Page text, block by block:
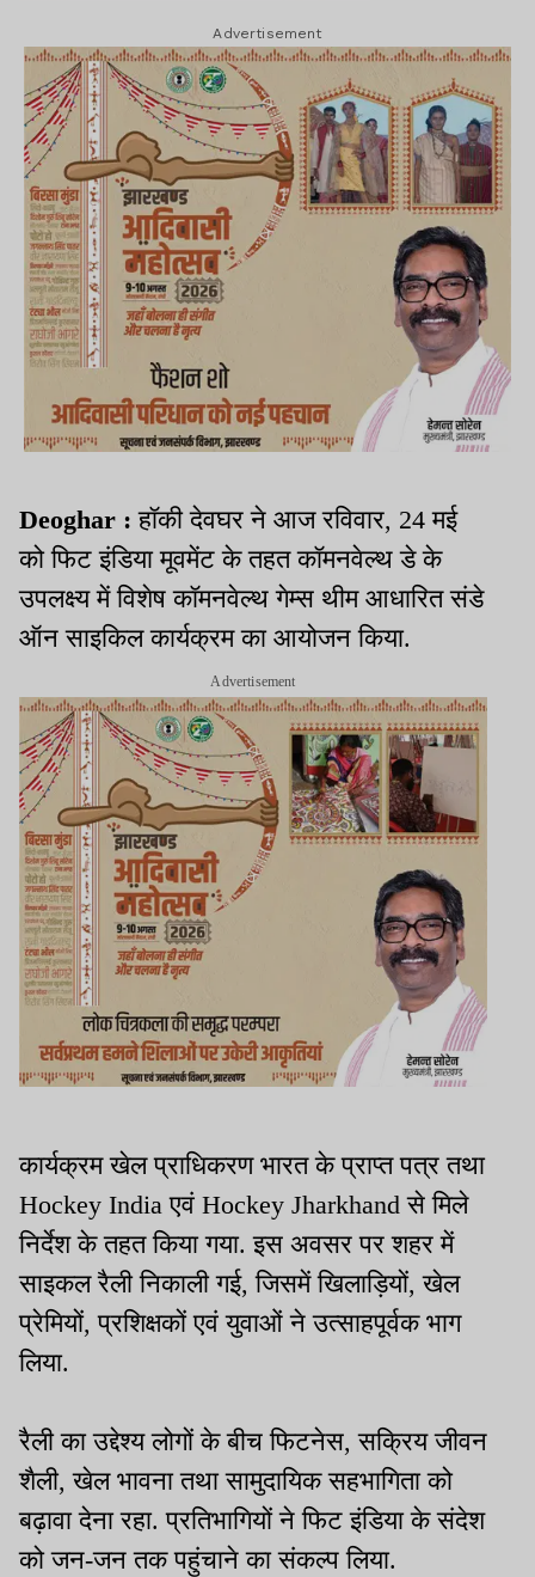
Advertisement
Deoghar : हॉकी देवघर ने आज रविवार, 24 मई
को फिट इंडिया मूवमेंट के तहत कॉमनवेल्थ डे के
उपलक्ष्य में विशेष कॉमनवेल्थ गेम्स थीम आधारित संडे
ऑन साइकिल कार्यक्रम का आयोजन किया.
Advertisement
कार्यक्रम खेल प्राधिकरण भारत के प्राप्त पत्र तथा
Hockey India एवं Hockey Jharkhand से मिले
निर्देश के तहत किया गया. इस अवसर पर शहर में
साइकल रैली निकाली गई, जिसमें खिलाड़ियों, खेल
प्रेमियों, प्रशिक्षकों एवं युवाओं ने उत्साहपूर्वक भाग
लिया.
रैली का उद्देश्य लोगों के बीच फिटनेस, सक्रिय जीवन
शैली, खेल भावना तथा सामुदायिक सहभागिता को
बढ़ावा देना रहा. प्रतिभागियों ने फिट इंडिया के संदेश
को जन-जन तक पहुंचाने का संकल्प लिया.